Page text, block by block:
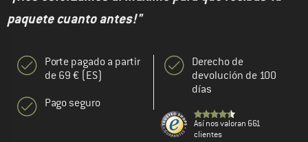
paquete cuanto antes!"
Porte pagado a partir
de 69 € (ES)
Pago seguro
Derecho de
devolución de 100
días
Así nos valoran 661
clientes